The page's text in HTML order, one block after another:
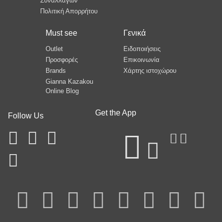
Πολιτική Απορρήτου
Must see
Outlet
Προσφορές
Brands
Gianna Kazakou
Online Blog
Γενικά
Ειδοποιήσεις
Επικοινωνία
Χάρτης ιστοχώρου
Follow Us Get the App